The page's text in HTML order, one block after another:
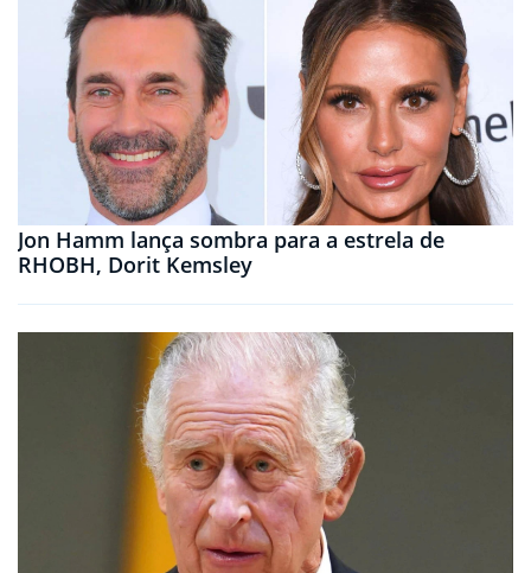
Jon Hamm lança sombra para a estrela de
RHOBH, Dorit Kemsley